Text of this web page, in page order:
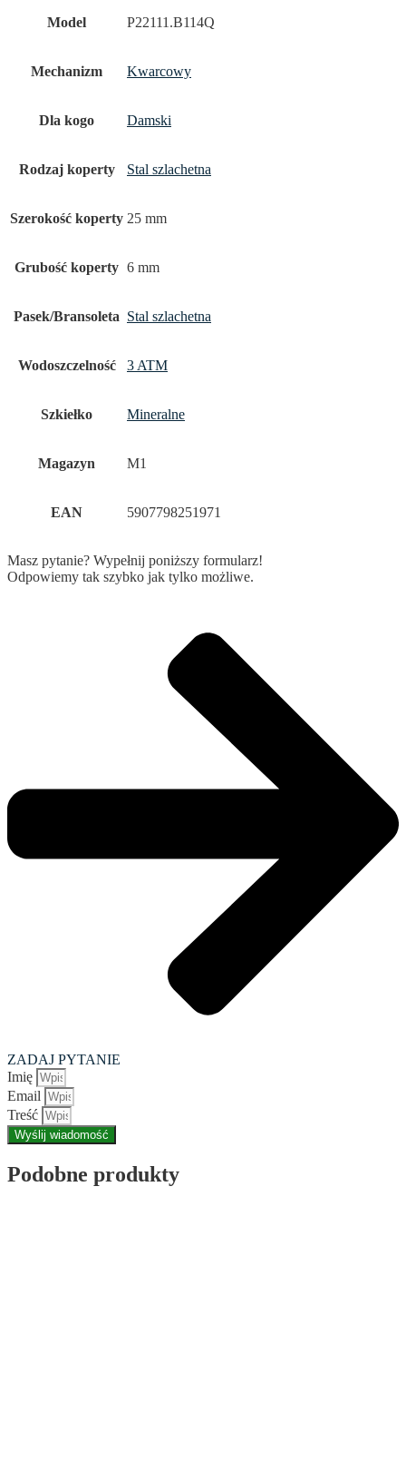
Model P22111.B114Q
Mechanizm Kwarcowy
Dla kogo Damski
Rodzaj koperty Stal szlachetna
Szerokość koperty 25 mm
Grubość koperty 6 mm
Pasek/Bransoleta Stal szlachetna
Wodoszczelność 3 ATM
Szkiełko Mineralne
Magazyn M1
EAN 5907798251971
Masz pytanie? Wypełnij poniższy formularz!
Odpowiemy tak szybko jak tylko możliwe.
ZADAJ PYTANIE
Imię
Email
Treść
Wyślij wiadomość
Podobne produkty